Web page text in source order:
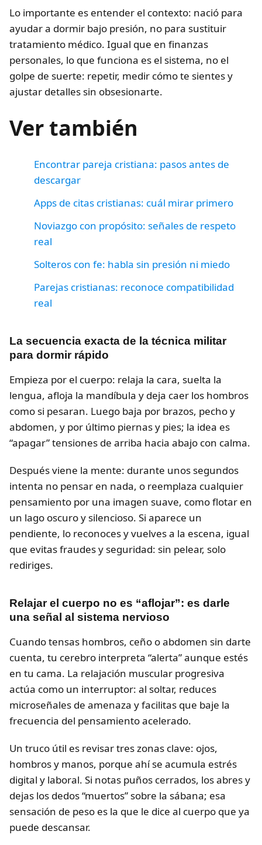
Lo importante es entender el contexto: nació para
ayudar a dormir bajo presión, no para sustituir
tratamiento médico. Igual que en finanzas
personales, lo que funciona es el sistema, no el
golpe de suerte: repetir, medir cómo te sientes y
ajustar detalles sin obsesionarte.
Ver también
Encontrar pareja cristiana: pasos antes de
descargar
Apps de citas cristianas: cuál mirar primero
Noviazgo con propósito: señales de respeto
real
Solteros con fe: habla sin presión ni miedo
Parejas cristianas: reconoce compatibilidad
real
La secuencia exacta de la técnica militar
para dormir rápido
Empieza por el cuerpo: relaja la cara, suelta la
lengua, afloja la mandíbula y deja caer los hombros
como si pesaran. Luego baja por brazos, pecho y
abdomen, y por último piernas y pies; la idea es
“apagar” tensiones de arriba hacia abajo con calma.
Después viene la mente: durante unos segundos
intenta no pensar en nada, o reemplaza cualquier
pensamiento por una imagen suave, como flotar en
un lago oscuro y silencioso. Si aparece un
pendiente, lo reconoces y vuelves a la escena, igual
que evitas fraudes y seguridad: sin pelear, solo
rediriges.
Relajar el cuerpo no es “aflojar”: es darle
una señal al sistema nervioso
Cuando tensas hombros, ceño o abdomen sin darte
cuenta, tu cerebro interpreta “alerta” aunque estés
en tu cama. La relajación muscular progresiva
actúa como un interruptor: al soltar, reduces
microseñales de amenaza y facilitas que baje la
frecuencia del pensamiento acelerado.
Un truco útil es revisar tres zonas clave: ojos,
hombros y manos, porque ahí se acumula estrés
digital y laboral. Si notas puños cerrados, los abres y
dejas los dedos “muertos” sobre la sábana; esa
sensación de peso es la que le dice al cuerpo que ya
puede descansar.